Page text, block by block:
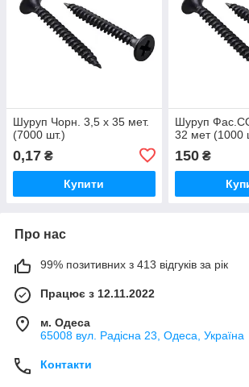
Шуруп Чорн. 3,5 х 35 мет.
(7000 шт.)
0,17 ₴
Купити
Шуруп
32 мет (1000
150₴
Про нас
99% позитивних з 413 відгуків за рік
Працює з 12.11.2022
м. Одеса
65008 вул. Радісна 23, Одеса, Україна
Контакти